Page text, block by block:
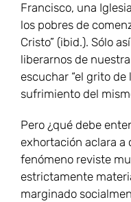
Francisco, una
los pobres de
Cristo” (ibid.). Sólo
liberarnos de
escuchar “el grito de
sufrimiento del
Pero ¿qué debe
exhortación aclara
fenómeno reviste
estrictamente
marginado